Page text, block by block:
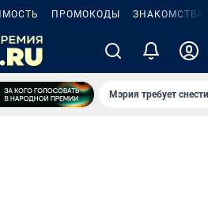
ПРОМОКОДЫ ЗНАКОМСТВА
Мэрия требует